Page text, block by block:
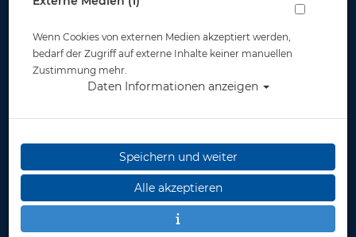
* inkl. MwSt.zzgl. Versandkosten
Wenn Cookies von externen Medien akzeptiert werden,
bedarf der Zugriff auf externe Inhalte keiner manuellen
Zustimmung mehr.
Daten Informationen anzeigen
Speichern und weiter
Alle akzeptieren